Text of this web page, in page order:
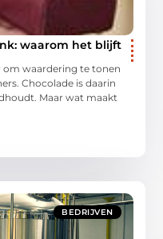
waarom het blijft
om waardering te tonen
Chocolade is daarin
Maar wat maakt
BEDRIJVEN